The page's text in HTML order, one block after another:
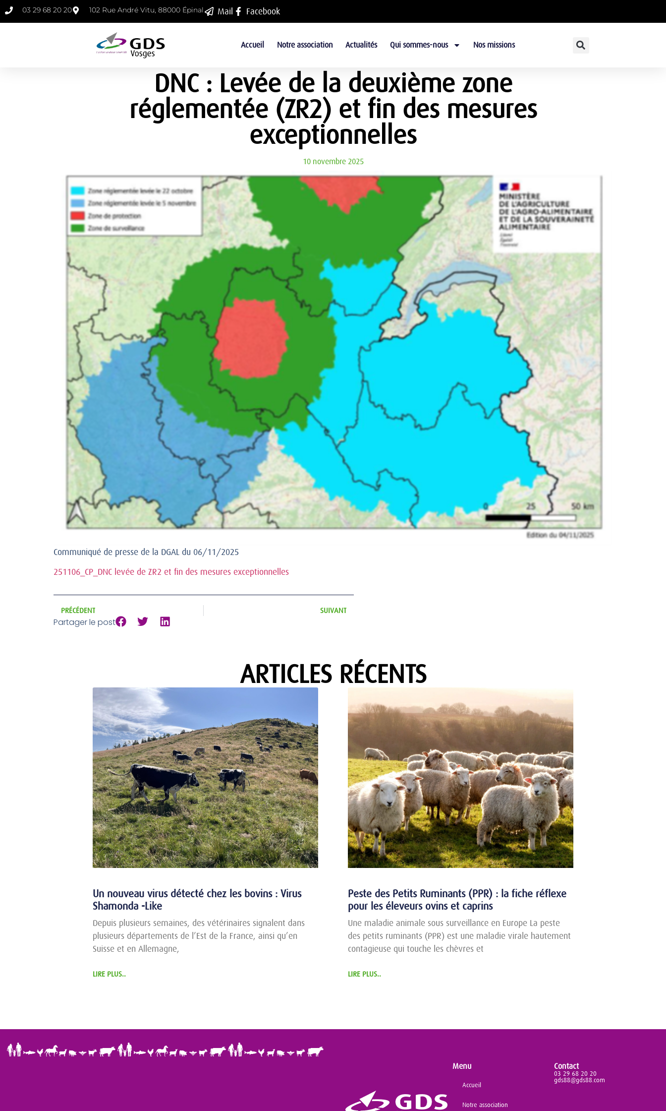
03 29 68 20 20 102 Rue André Vitu, 88000 Épinal Mail Facebook
Accueil Notre association Actualités Qui sommes-nous Nos missions
DNC : Levée de la deuxième zone
réglementée (ZR2) et fin des mesures
exceptionnelles
10 novembre 2025
Communiqué de presse de la DGAL du 06/11/2025
251106_CP_DNC levée de ZR2 et fin des mesures exceptionnelles
PRÉCÉDENT SUIVANT
Partager le post
ARTICLES RÉCENTS
Un nouveau virus détecté chez les bovins : Virus
Shamonda -Like
Depuis plusieurs semaines, des vétérinaires signalent dans
plusieurs départements de l’Est de la France, ainsi qu’en
Suisse et en Allemagne,
LIRE PLUS..
Peste des Petits Ruminants (PPR) : la fiche réflexe
pour les éleveurs ovins et caprins
Une maladie animale sous surveillance en Europe La peste
des petits ruminants (PPR) est une maladie virale hautement
contagieuse qui touche les chèvres et
LIRE PLUS..
Menu
Accueil
Notre association
Contact
03 29 68 20 20
gds88@gds88.com